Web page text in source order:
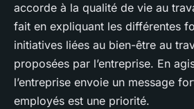
accorde à la qualité de vie au
fait en expliquant les différentes
initiatives liées au bien-être au
proposées par l’entreprise. En
l’entreprise envoie un message
employés est une priorité.